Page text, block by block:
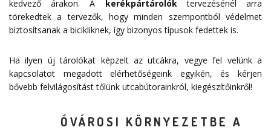
kedvező árakon. A kerékpártárolóktervezésénél arra
törekedtek a tervezők, hogy minden szempontból védelmet
biztosítsanak a bicikliknek, így bizonyos típusok fedettek is.
Ha ilyen új tárolókat képzelt az utcákra, vegye fel velünk a
kapcsolatot megadottelérhetőségeink egyikén, és kérjen
bővebb felvilágosítást tőlünk utcabútorainkról, kiegészítőinkről!
ÓVÁROSI KÖRNYEZETBE A